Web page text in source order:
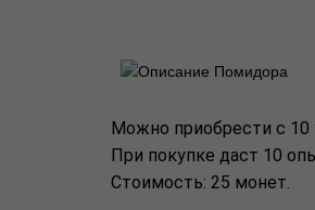
Можно приобрести с 10
При покупке даст 10
Стоимость: 25 монет.